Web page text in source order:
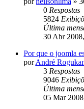
0 Respostas
5824
Última
30 Abr
Por que o joomla
porAndré
3 Respostas
9046
Última
05 Mar